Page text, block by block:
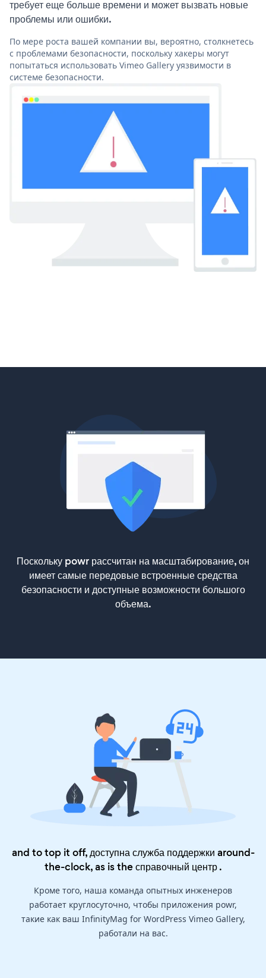
требует еще больше времени и может вызвать новые
проблемы или ошибки.
По мере роста вашей компании вы, вероятно, столкнетесь
с проблемами безопасности, поскольку хакеры могут
попытаться использовать Vimeo Gallery уязвимости в
системе безопасности.
Поскольку powr рассчитан на масштабирование, он
имеет самые передовые встроенные средства
безопасности и доступные возможности большого
объема.
and to top it off, доступна служба поддержки around-
the-clock, as is theсправочный центр.
Кроме того, наша команда опытных инженеров
работает круглосуточно, чтобы приложения powr,
такие как ваш InfinityMag for WordPress Vimeo Gallery,
работали на вас.